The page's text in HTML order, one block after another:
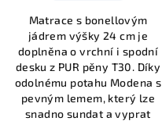
Matrace s bonellovým
jádrem výšky 24 cm je
doplněna o vrchní i spodní
desku z PUR pěny T30. Díky
odolnému potahu Modena s
pevným lemem, který lze
snadno sundat a vyprat